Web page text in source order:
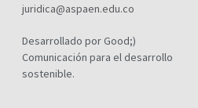
juridica@aspaen.edu.co
Desarrollado por Good;)
Comunicación para el desarrollo
sostenible.